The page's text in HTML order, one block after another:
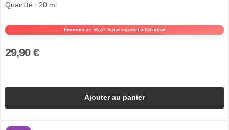
Économisez 56,41 % par rapport à l'original
Quantité : 20 ml
29,90 €
Ajouter au panier